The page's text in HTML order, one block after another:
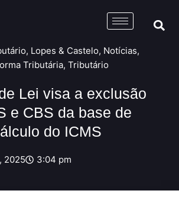
, Lopes & Castelo, Notícias,
Tributária, Tributário
Lei visa a exclusão
e CBS da base de
do ICMS
2025 3:04 pm